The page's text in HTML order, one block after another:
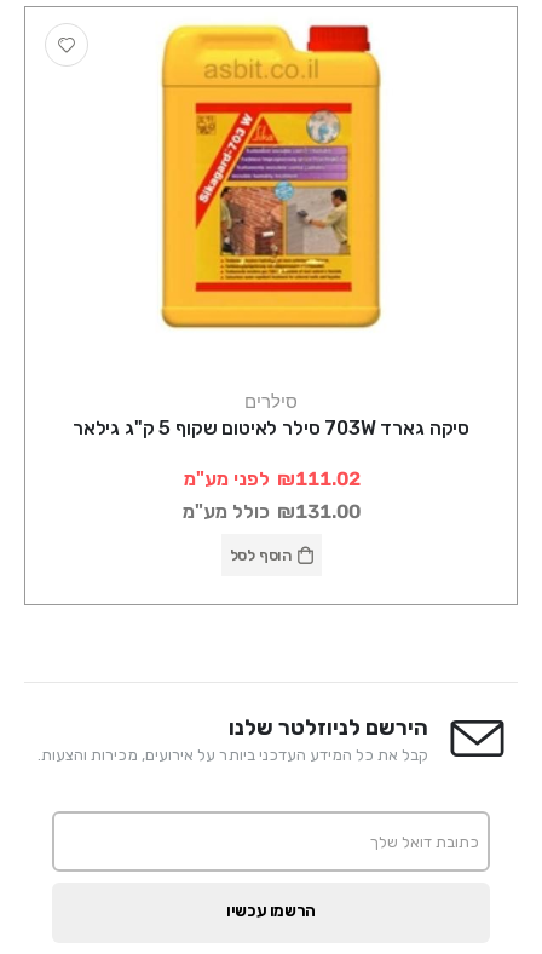
סילרים
סיקה גארד 703W סילר לאיטום שקוף 5 ק"ג גילאר
₪111.02 לפני מע"מ
₪131.00 כולל מע"מ
הוסף לסל
הירשם לניוזלטר שלנו
קבל את כל המידע העדכני ביותר על אירועים, מכירות והצעות.
הרשמו עכשיו